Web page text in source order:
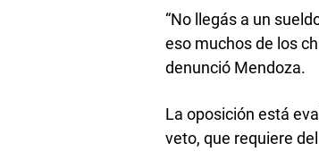
“No llegás a un
eso muchos de los
denunció Mendoza.
La oposición está
veto, que requiere